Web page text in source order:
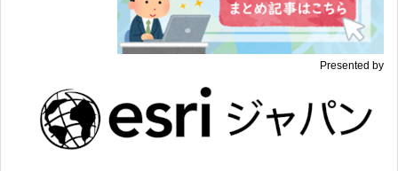
Presented by